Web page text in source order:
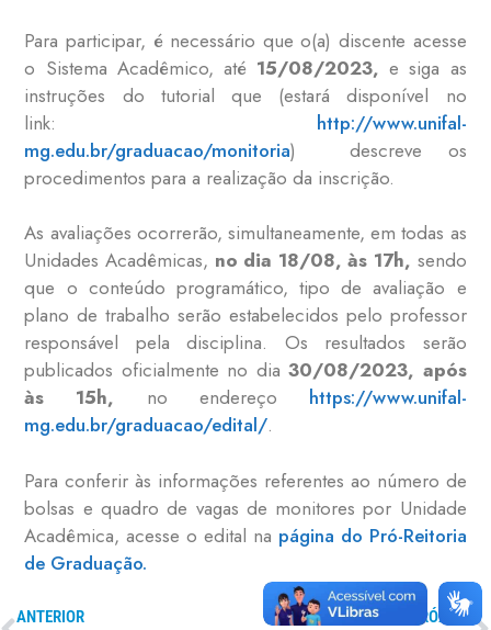
Para participar, é necessário que o(a) discente acesse
o Sistema Acadêmico, até 15/08/2023,e siga as
instruções do tutorial que (estará disponível no
link: http://www.unifal-
mg.edu.br/graduacao/monitoria) descreve os
procedimentos para a realização da inscrição.
As avaliações ocorrerão, simultaneamente, em todas as
Unidades Acadêmicas, no dia 18/08, às 17h, sendo
que o conteúdo programático, tipo de avaliação e
plano de trabalho serão estabelecidos pelo professor
responsável pela disciplina. Os resultados serão
publicados oficialmente no dia30/08/2023, após
às 15h, no endereço https://www.unifal-
mg.edu.br/graduacao/edital/.
Para conferir às informações referentes ao número de
bolsas e quadro de vagas de monitores por Unidade
Acadêmica, acesse o edital na página do Pró-Reitoria
de Graduação.
ANTERIOR PRÓXIMO